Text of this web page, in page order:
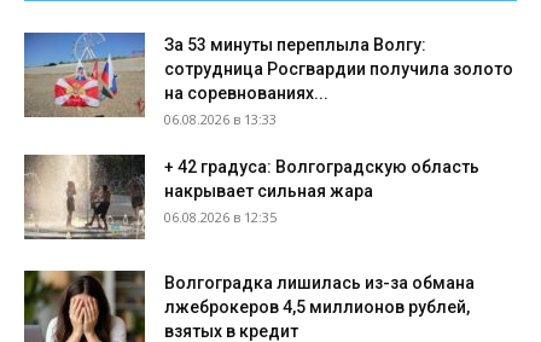
За 53 минуты переплыла Волгу:
сотрудница Росгвардии получила золото
на соревнованиях...
06.08.2026 в 13:33
+ 42 градуса: Волгоградскую область
накрывает сильная жара
06.08.2026 в 12:35
Волгоградка лишилась из-за обмана
лжеброкеров 4,5 миллионов рублей,
взятых в кредит